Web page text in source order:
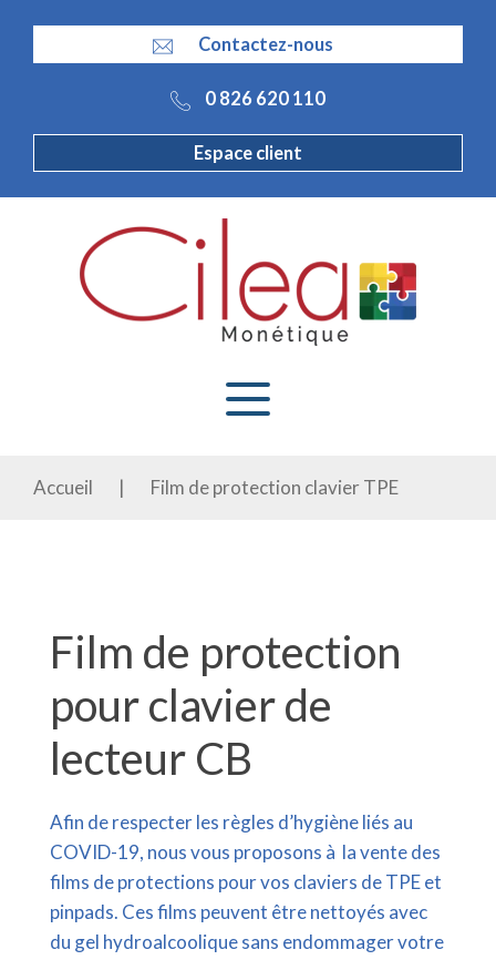
Contactez-nous
0 826 620 110
Espace client
Accueil | Film de protection clavier TPE
Film de protection
pour clavier de
lecteur CB
Afin de respecter les règles d’hygiène liés au
COVID-19, nous vous proposons à la vente des
films de protections pour vos claviers de TPE et
pinpads. Ces films peuvent être nettoyés avec
du gel hydroalcoolique sans endommager votre